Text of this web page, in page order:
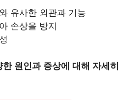
유사한 외관과 기능
손상을 방지
원인과 증상에 대해 자세히